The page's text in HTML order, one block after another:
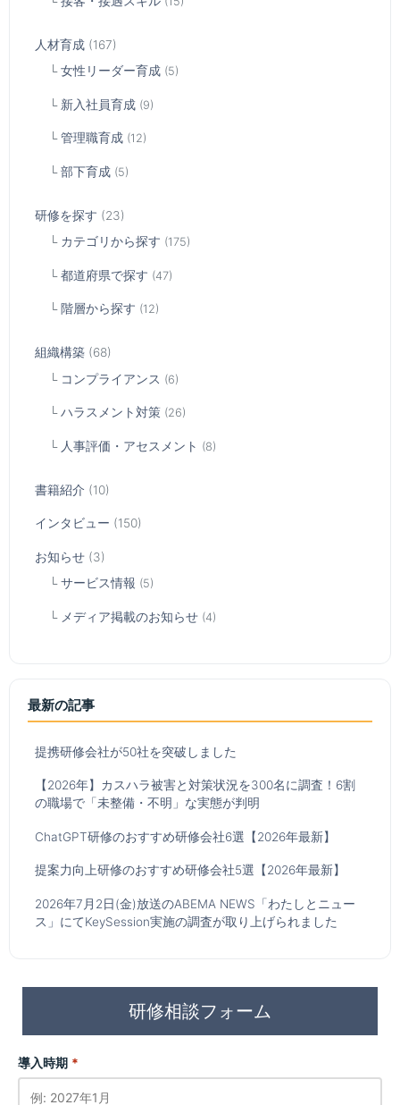
人材育成 (167)
女性リーダー育成 (5)
新入社員育成 (9)
管理職育成 (12)
部下育成 (5)
研修を探す (23)
カテゴリから探す (175)
都道府県で探す (47)
階層から探す (12)
組織構築 (68)
コンプライアンス (6)
ハラスメント対策 (26)
人事評価・アセスメント (8)
書籍紹介 (10)
インタビュー (150)
お知らせ (3)
サービス情報 (5)
メディア掲載のお知らせ (4)
最新の記事
提携研修会社が50社を突破しました
【2026年】カスハラ被害と対策状況を300名に調査！6割
の職場で「未整備・不明」な実態が判明
ChatGPT研修のおすすめ研修会社6選【2026年最新】
提案力向上研修のおすすめ研修会社5選【2026年最新】
2026年7月2日(金)放送のABEMA NEWS「わたしとニュー
ス」にてKeySession実施の調査が取り上げられました
研修相談フォーム
導入時期 *